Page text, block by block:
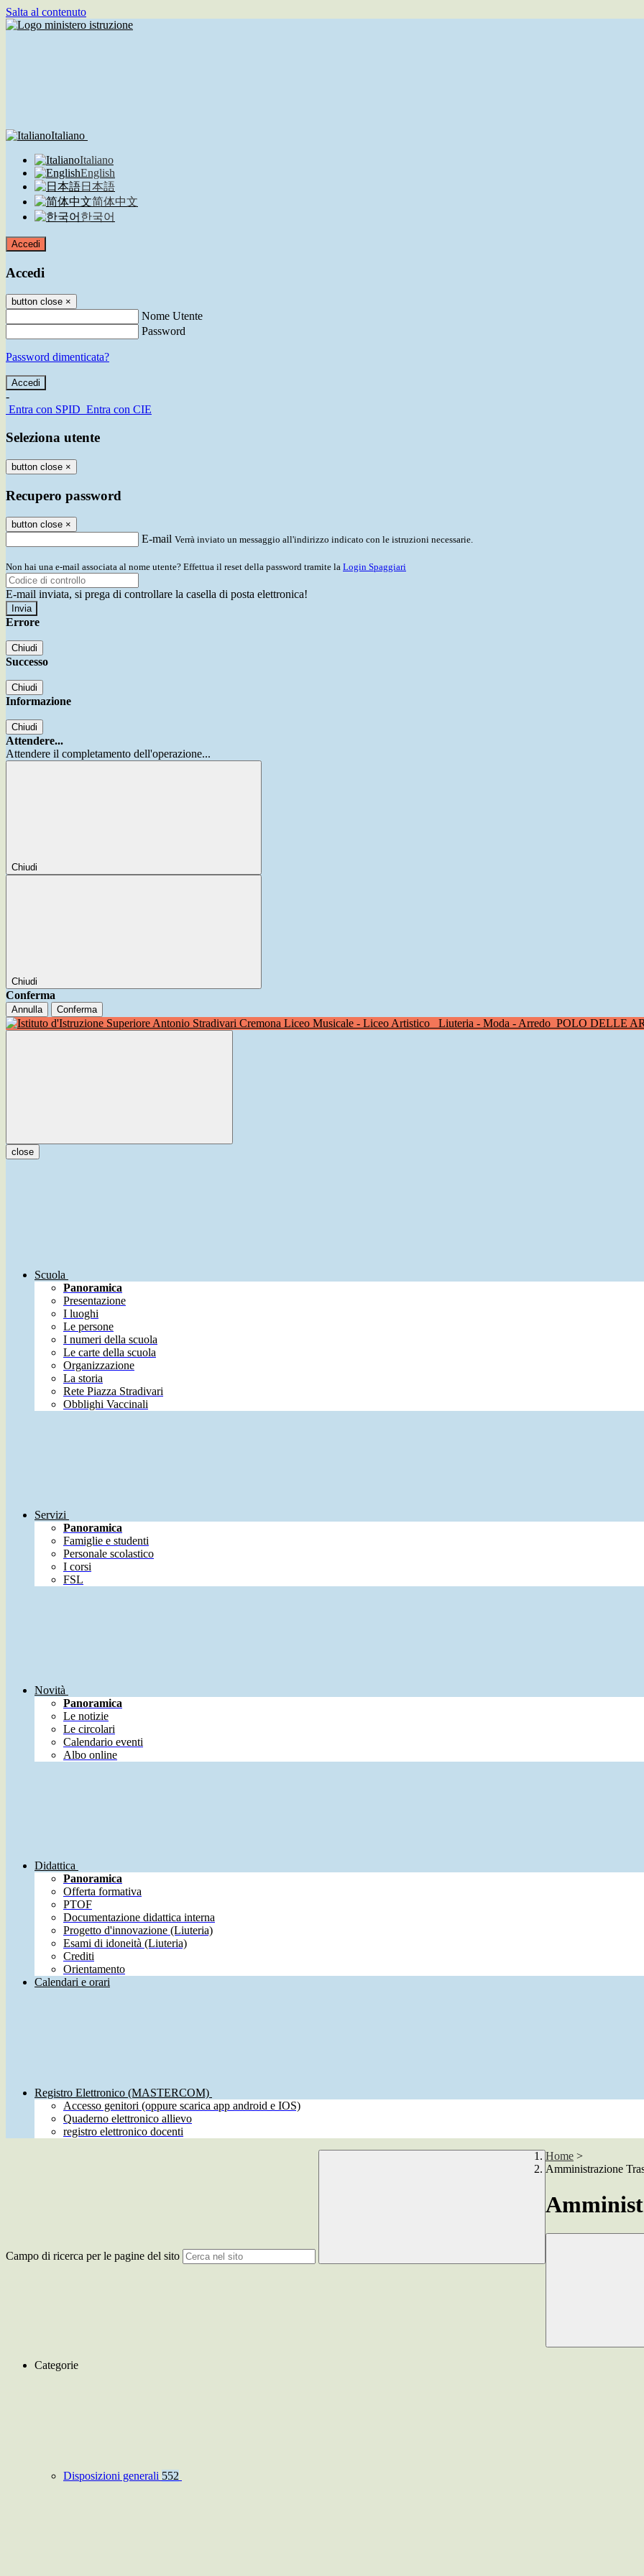
Salta al contenuto
Italiano
Italiano
English
日本語
简体中文
한국어
Accedi
Accedi
button close ×
Nome Utente
Password
Password dimenticata?
-
Entra con SPID Entra con CIE
Seleziona utente
button close ×
Recupero password
button close ×
E-mail Verrà inviato un messaggio all'indirizzo indicato con le istruzioni necessarie.
Non hai una e-mail associata al nome utente? Effettua il reset della password tramite la Login Spaggiari
E-mail inviata, si prega di controllare la casella di posta elettronica!
Errore
Chiudi
Successo
Chiudi
Informazione
Chiudi
Attendere...
Attendere il completamento dell'operazione...
Chiudi
Chiudi
Conferma
Annulla Conferma
Liceo Musicale - Liceo Artistico Liuteria - Moda - Arredo POLO DELLE
close
Scuola
Panoramica
Presentazione
I luoghi
Le persone
I numeri della scuola
Le carte della scuola
Organizzazione
La storia
Rete Piazza Stradivari
Obblighi Vaccinali
Servizi
Panoramica
Famiglie e studenti
Personale scolastico
I corsi
FSL
Novità
Panoramica
Le notizie
Le circolari
Calendario eventi
Albo online
Didattica
Panoramica
Offerta formativa
PTOF
Documentazione didattica interna
Progetto d'innovazione (Liuteria)
Esami di idoneità (Liuteria)
Crediti
Orientamento
Calendari e orari
Registro Elettronico (MASTERCOM)
Accesso genitori (oppure scarica app android e IOS)
Quaderno elettronico allievo
registro elettronico docenti
Campo di ricerca per le pagine del sito
Home >
Amministrazione
Categorie
Disposizioni generali 552